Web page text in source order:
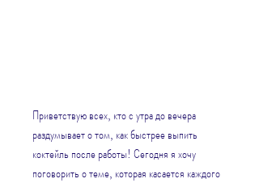
Приветствую всех, кто с утра до вечера
раздумывает о том, как быстрее выпить
коктейль после работы! Сегодня я хочу
поговорить о теме, которая касается каждого